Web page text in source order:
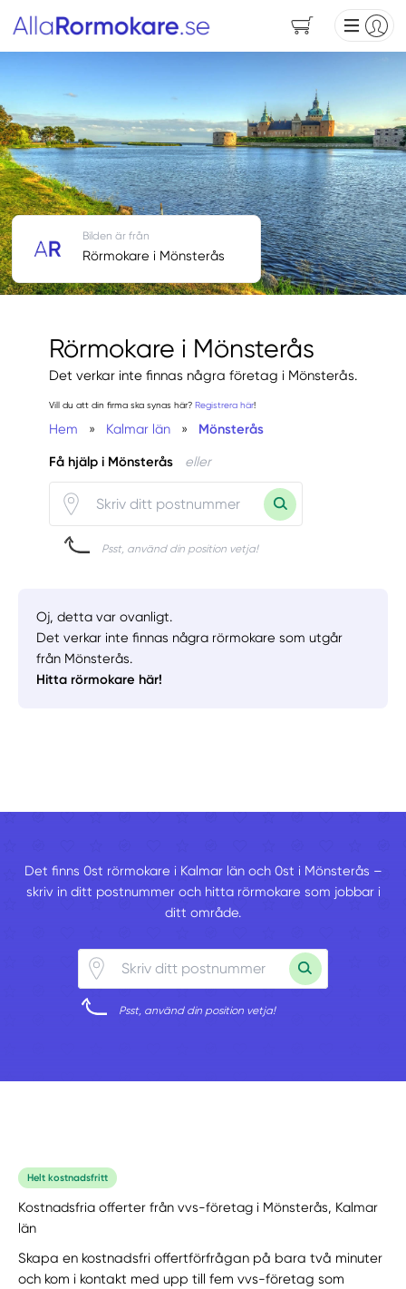
Rörmokare i Mönsterås
Det verkar inte finnas några företag i Mönsterås.
Vill du att din firma ska synas här? Registrera här!
Hem » Kalmar län » Mönsterås
Få hjälp i Mönsterås eller
Psst, använd din position vetja!
Bilden är från
Rörmokare i Mönsterås
Oj, detta var ovanligt.
Det verkar inte finnas några rörmokare som utgår
från Mönsterås.
Hitta rörmokare här!
Det finns 0st rörmokare i Kalmar län och 0st i Mönsterås –
skriv in ditt postnummer och hitta rörmokare som jobbar i
ditt område.
Psst, använd din position vetja!
Helt kostnadsfritt
Kostnadsfria offerter från vvs-företag i Mönsterås, Kalmar
län
Skapa en kostnadsfri offertförfrågan på bara två minuter
och kom i kontakt med upp till fem vvs-företag som